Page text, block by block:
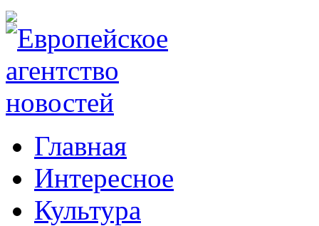
Главная
Интересное
Культура